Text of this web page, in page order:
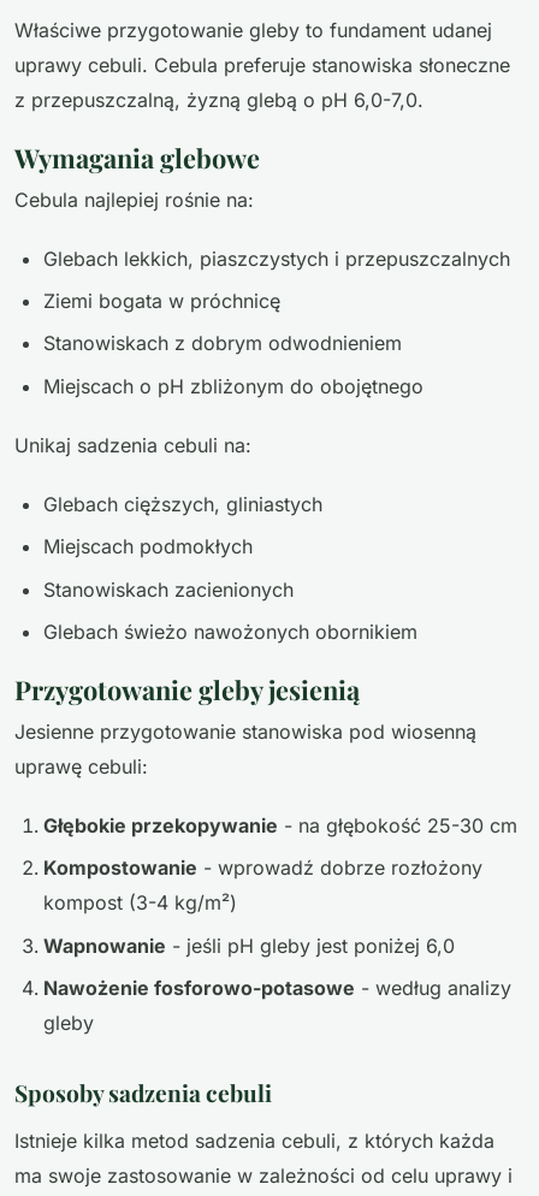
Właściwe przygotowanie gleby to fundament udanej
uprawy cebuli. Cebula preferuje stanowiska słoneczne
z przepuszczalną, żyzną glebą o pH 6,0-7,0.
Wymagania glebowe
Cebula najlepiej rośnie na:
Glebach lekkich, piaszczystych i przepuszczalnych
Ziemi bogata w próchnicę
Stanowiskach z dobrym odwodnieniem
Miejscach o pH zbliżonym do obojętnego
Unikaj sadzenia cebuli na:
Glebach cięższych, gliniastych
Miejscach podmokłych
Stanowiskach zacienionych
Glebach świeżo nawożonych obornikiem
Przygotowanie gleby jesienią
Jesienne przygotowanie stanowiska pod wiosenną
uprawę cebuli:
Głębokie przekopywanie - na głębokość 25-30 cm
Kompostowanie - wprowadź dobrze rozłożony
kompost (3-4 kg/m²)
Wapnowanie - jeśli pH gleby jest poniżej 6,0
Nawożenie fosforowo-potasowe - według analizy
gleby
Sposoby sadzenia cebuli
Istnieje kilka metod sadzenia cebuli, z których każda
ma swoje zastosowanie w zależności od celu uprawy i